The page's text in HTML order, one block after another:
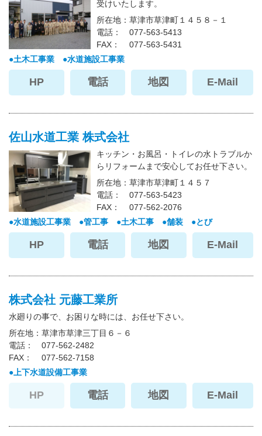
受けいたします。
所在地
草津市草津町１４５８－１
電話
077-563-5413
FAX
077-563-5431
土木工事業
水道施設工事業
HP 電話 地図 E-Mail
佐山水道工業 株式会社
キッチン・お風呂・トイレの水トラブルか
らリフォームまで安心してお任せ下さい。
所在地
草津市草津町１４５７
電話
077-563-5423
FAX
077-562-2076
水道施設工事業
管工事 土木工事 舗装 とび
HP 電話 地図 E-Mail
株式会社 元藤工業所
水廻りの事で、お困りな時には、お任せ下さい。
所在地
草津市草津三丁目６－６
電話
077-562-2482
FAX
077-562-7158
上下水道設備工事業
HP 電話 地図 E-Mail